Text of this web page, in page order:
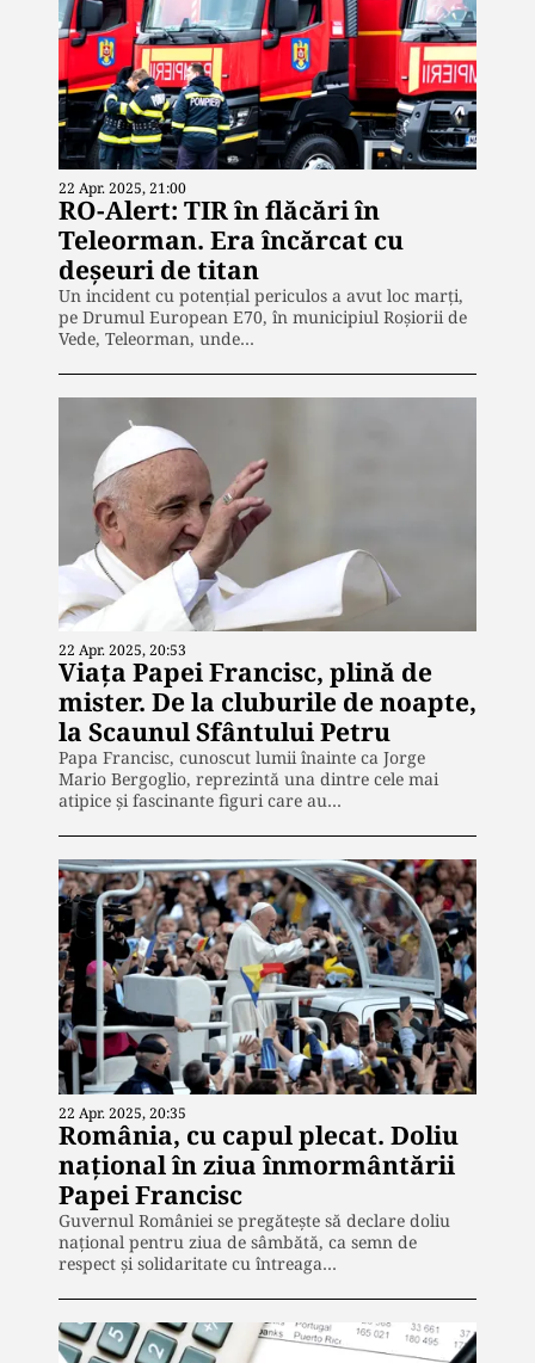
22 Apr. 2025, 21:00
RO-Alert: TIR în flăcări în
Teleorman. Era încărcat cu
deșeuri de titan
Un incident cu potențial periculos a avut loc marți,
pe Drumul European E70, în municipiul Roșiorii de
Vede, Teleorman, unde…
22 Apr. 2025, 20:53
Viața Papei Francisc, plină de
mister. De la cluburile de noapte,
la Scaunul Sfântului Petru
Papa Francisc, cunoscut lumii înainte ca Jorge
Mario Bergoglio, reprezintă una dintre cele mai
atipice și fascinante figuri care au…
22 Apr. 2025, 20:35
România, cu capul plecat. Doliu
național în ziua înmormântării
Papei Francisc
Guvernul României se pregătește să declare doliu
național pentru ziua de sâmbătă, ca semn de
respect și solidaritate cu întreaga…